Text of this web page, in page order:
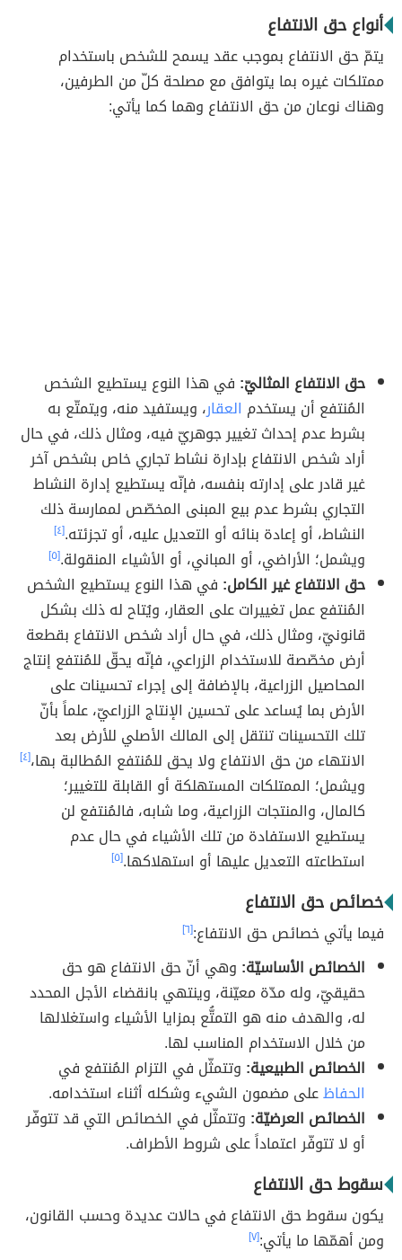
أنواع حق الانتفاع
يتمّ حق الانتفاع بموجب عقد يسمح للشخص باستخدام
ممتلكات غيره بما يتوافق مع مصلحة كلّ من الطرفين،
وهناك نوعان من حق الانتفاع وهما كما يأتي:
حق الانتفاع المثاليّ: في هذا النوع يستطيع الشخص
المُنتفع أن يستخدم العقار، ويستفيد منه، ويتمتّع به
بشرط عدم إحداث تغيير جوهريّ فيه، ومثال ذلك، في حال
أراد شخص الانتفاع بإدارة نشاط تجاري خاص بشخص آخر
غير قادر على إدارته بنفسه، فإنّه يستطيع إدارة النشاط
التجاري بشرط عدم بيع المبنى المخصّص لممارسة ذلك
النشاط، أو إعادة بنائه أو التعديل عليه، أو تجزئته.[٤]
ويشمل؛ الأراضي، أو المباني، أو الأشياء المنقولة.[٥]
حق الانتفاع غير الكامل: في هذا النوع يستطيع الشخص
المُنتفع عمل تغييرات على العقار، ويُتاح له ذلك بشكل
قانونيّ، ومثال ذلك، في حال أراد شخص الانتفاع بقطعة
أرض مخصّصة للاستخدام الزراعي، فإنّه يحقّ للمُنتفع إنتاج
المحاصيل الزراعية، بالإضافة إلى إجراء تحسينات على
الأرض بما يُساعد على تحسين الإنتاج الزراعيّ، علماً بأنّ
تلك التحسينات تنتقل إلى المالك الأصلي للأرض بعد
الانتهاء من حق الانتفاع ولا يحق للمُنتفع المُطالبة بها،[٤]
ويشمل؛ الممتلكات المستهلكة أو القابلة للتغيير؛
كالمال، والمنتجات الزراعية، وما شابه، فالمُنتفع لن
يستطيع الاستفادة من تلك الأشياء في حال عدم
استطاعته التعديل عليها أو استهلاكها.[٥]
خصائص حق الانتفاع
فيما يأتي خصائص حق الانتفاع:[٦]
الخصائص الأساسيّة: وهي أنّ حق الانتفاع هو حق
حقيقيّ، وله مدّة معيّنة، وينتهي بانقضاء الأجل المحدد
له، والهدف منه هو التمتُّع بمزايا الأشياء واستغلالها
من خلال الاستخدام المناسب لها.
الخصائص الطبيعية: وتتمثّل في التزام المُنتفع في
الحفاظعلى مضمون الشيء وشكله أثناء استخدامه.
الخصائص العرضيّة: وتتمثّل في الخصائص التي قد تتوفّر
أو لا تتوفّر اعتماداً على شروط الأطراف.
سقوط حق الانتفاع
يكون سقوط حق الانتفاع في حالات عديدة وحسب القانون،
ومن أهمّها ما يأتي:[٧]